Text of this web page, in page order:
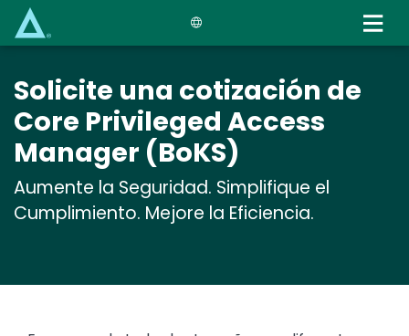
content
Solicite una cotización de
Core Privileged Access
Manager (BoKS)
Aumente la Seguridad. Simplifique el
Cumplimiento. Mejore la Eficiencia.